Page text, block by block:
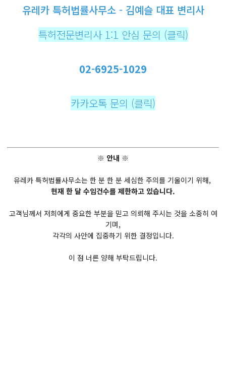
유레카 특허법률사무소 - 김예슬 대표 변리사
특허전문변리사 1:1 안심 문의 (클릭)
02-6925-1029
카카오톡 문의 (클릭)
※ 안내 ※
유레카 특허법률사무소는 한 분 한 분 세심한 주의를 기울이기 위해,
현재 한 달 수임건수를 제한하고 있습니다.
고객님께서 저희에게 중요한 부분을 믿고 의뢰해 주시는 것을 소중히 여
기며,
각각의 사안에 집중하기 위한 결정입니다.
이 점 너른 양해 부탁드립니다.